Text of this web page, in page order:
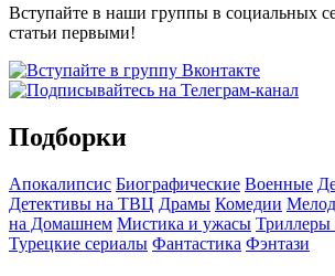
Вступайте в наши группы в социальных
статьи первыми!
Подборки
Апокалипсис Биографические Военные
Детективы на ТВЦ Драмы Комедии
на Домашнем Мистика и ужасы Триллеры
Турецкие сериалы Фантастика Фэнтази